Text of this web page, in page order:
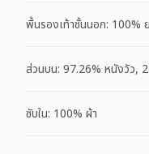
พื้นรองเท้าชั้นนอก: 100%
ส่วนบน: 97.26% หนังวัว,
ซับใน: 100% ผ้า